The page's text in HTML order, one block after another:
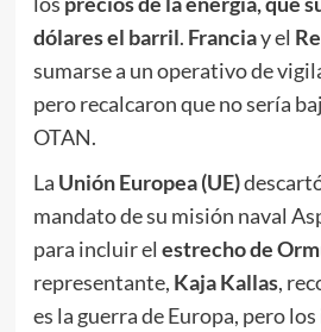
dólares el barril. Franciay el
sumarse a un operativo de
pero recalcaron que no sería
OTAN.
La Unión Europea (UE)
mandato de su misión naval
para incluir el estrecho de
representante, Kaja Kallas,
es la guerra de Europa, pero